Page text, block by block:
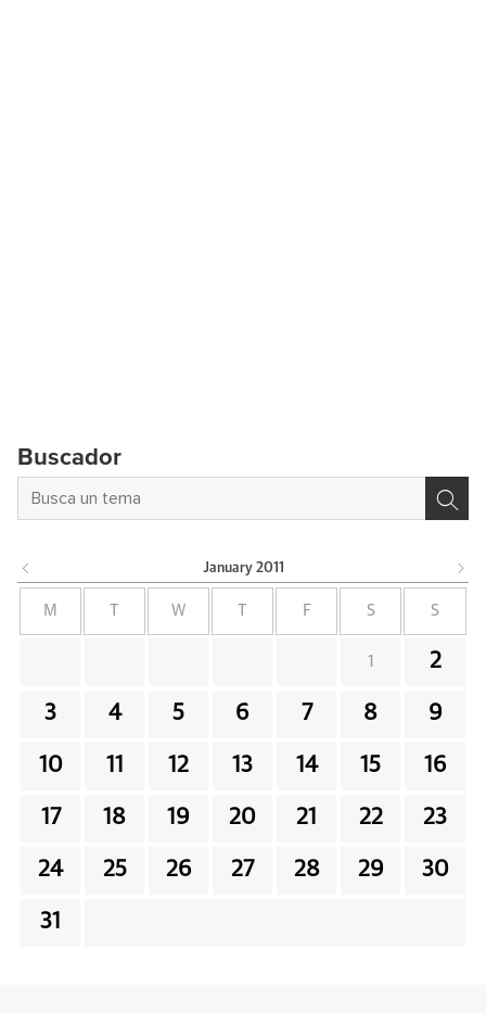
Buscador
January 2011
M W F S S
1 2
3 4 5 6 7 8 9
10 11 12 13 14 15 16
17 18 19 20 21 22 23
24 25 26 27 28 29 30
31